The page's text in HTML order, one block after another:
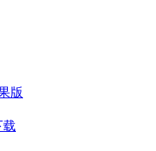
版
载